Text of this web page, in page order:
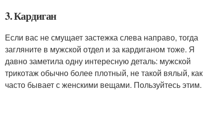
3. Кардиган
Если вас не смущает застежка слева направо, тогда
загляните в мужской отдел и за кардиганом тоже. Я
давно заметила одну интересную деталь: мужской
трикотаж обычно более плотный, не такой вялый, как
часто бывает с женскими вещами. Пользуйтесь этим.